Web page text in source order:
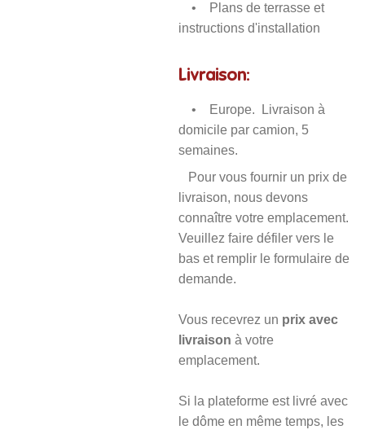
• Plans de terrasse et
instructions d'installation
Livraison:
• Europe. Livraison à
domicile par camion, 5
semaines.
Pour vous fournir un prix de
livraison, nous devons
connaître votre emplacement.
Veuillez faire défiler vers le
bas et remplir le formulaire de
demande.
Vous recevrez un prix avec
livraison à votre
emplacement.
Si la plateforme est livré avec
le dôme en même temps, les